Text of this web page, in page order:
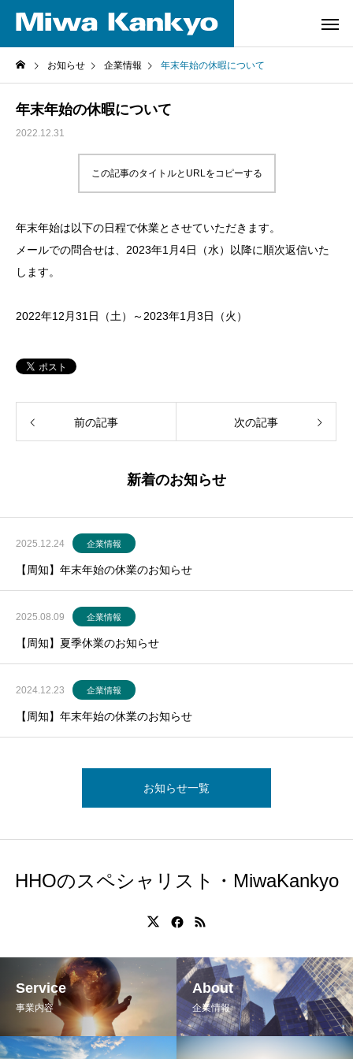
お知らせ 企業情報 年末年始の休暇について
年末年始の休暇について
2022.12.31
この記事のタイトルとURLをコピーする
年末年始は以下の日程で休業とさせていただきます。
メールでの問合せは、2023年1月4日（水）以降に順次返信いた
します。
2022年12月31日（土）～2023年1月3日（火）
前の記事 次の記事
新着のお知らせ
2025.12.24 企業情報
【周知】年末年始の休業のお知らせ
2025.08.09 企業情報
【周知】夏季休業のお知らせ
2024.12.23 企業情報
【周知】年末年始の休業のお知らせ
お知らせ一覧
HHOのスペシャリスト・MiwaKankyo
Service
事業内容
About
企業情報